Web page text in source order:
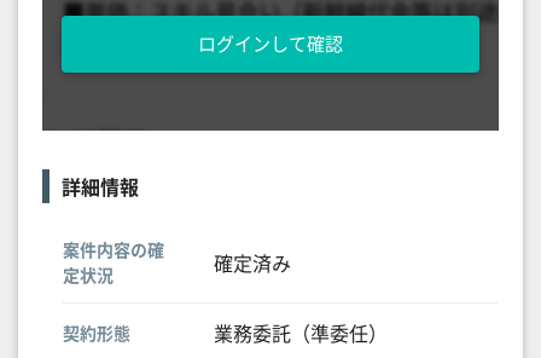
ログインして確認
詳細情報
案件内容の確
定状況
確定済み
契約形態 業務委託（準委任）